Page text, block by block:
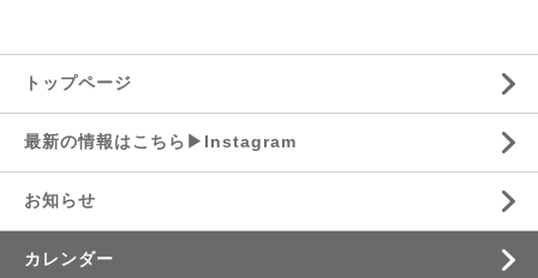
トップページ
最新の情報はこちら▶︎Instagram
お知らせ
カレンダー